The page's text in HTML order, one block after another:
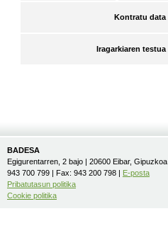
Kontratu data
Iragarkiaren testua
BADESA
Egigurentarren, 2 bajo | 20600 Eibar, Gipuzkoa
943 700 799 | Fax: 943 200 798 | E-posta
Pribatutasun politika
Cookie politika